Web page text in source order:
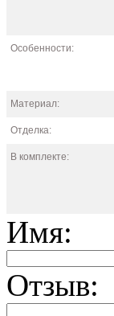
Особенности:
Материал:
Отделка:
В комплекте:
Имя:
Отзыв: